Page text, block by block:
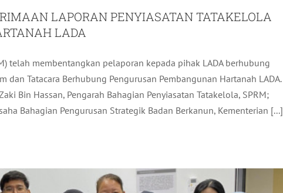
LAPORAN PENYIASATAN TATAKELOLA
LADA
telah membentangkan pelaporan kepada pihak LADA berhubung
dan Tatacara Berhubung Pengurusan Pembangunan Hartanah LADA.
Bin Hassan, Pengarah Bahagian Penyiasatan Tatakelola, SPRM;
Bahagian Pengurusan Strategik Badan Berkanun, Kementerian [...]
DUNIA HIJAU DALAM BALANG
Pelancongan Terkini